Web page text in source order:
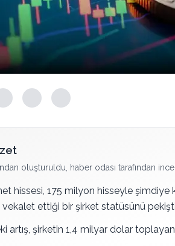
oluşturuldu, haber odası tarafından
hissesi, 175 milyon hisseyle
vekalet ettiği bir şirket statüsünü
artış, şirketin 1,4 milyar dolar toplayan